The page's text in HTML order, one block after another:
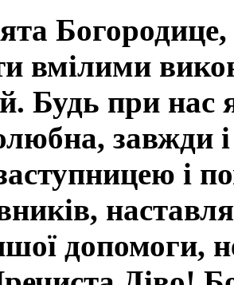
вмілими
Будь при
завжди
і
допомоги,